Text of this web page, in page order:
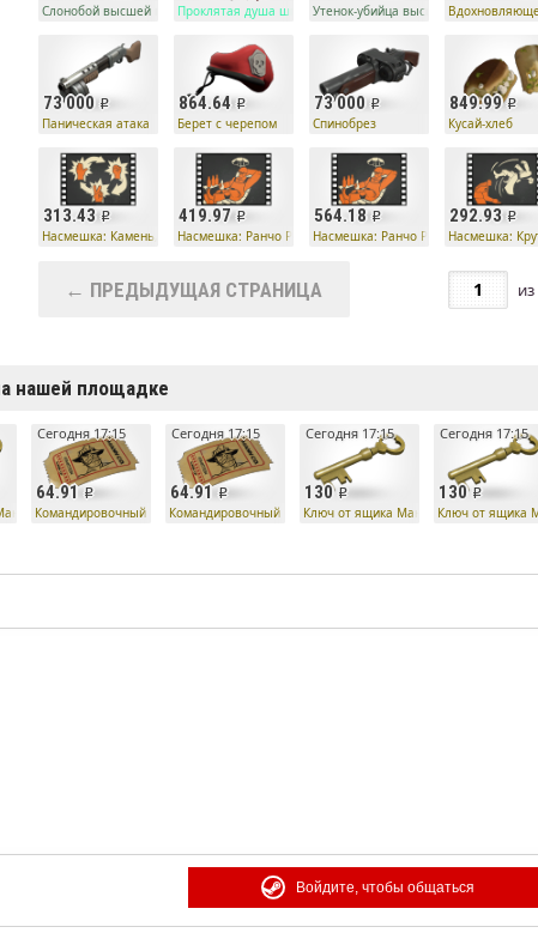
Слонобой высшей пробыПроклятая душа шпиона призрачного вида
Утенок-убийца высшей пробы
73 000
Паническая атака
864.64
Берет с черепом
73 000
Спинобрез
849.99
Кусай-хлеб
313.43
Насмешка: Камень, ножницы, бумага
419.97
Насмешка: Ранчо Релаксо
564.18
Насмешка: Ранчо Релаксо
292.93
Насмешка:
← ПРЕДЫДУЩАЯ СТРАНИЦА из
нашей площадке
Ко
64.91
Сегодня 17:15
Командировочный билет
64.91
Сегодня 17:15
Командировочный билет
130
Сегодня 17:15
Ключ от ящика Манн Ко
130
Сегодня 17:15
Ключ от ящика
Войдите, чтобы общаться